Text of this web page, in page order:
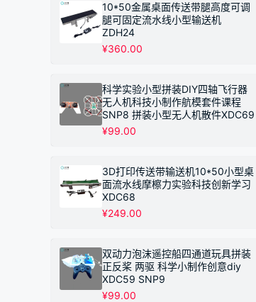
10*50金属桌面传送带腿高度可调
腿可固定流水线小型输送机
ZDH24
¥360.00
科学实验小型拼装DIY四轴飞行器
无人机科技小制作航模套件课程
SNP8 拼装小型无人机散件XDC69
¥99.00
3D打印传送带输送机10*50小型桌
面流水线摩檫力实验科技创新学习
XDC68
¥249.00
双动力泡沫遥控船四通道玩具拼装
正反桨 两驱 科学小制作创意diy
XDC59 SNP9
¥99.00